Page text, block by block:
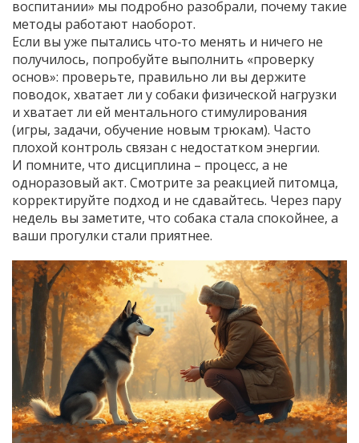
воспитании» мы подробно разобрали, почему такие
методы работают наоборот.
Если вы уже пытались что‑то менять и ничего не
получилось, попробуйте выполнить «проверку
основ»: проверьте, правильно ли вы держите
поводок, хватает ли у собаки физической нагрузки
и хватает ли ей ментального стимулирования
(игры, задачи, обучение новым трюкам). Часто
плохой контроль связан с недостатком энергии.
И помните, что дисциплина – процесс, а не
одноразовый акт. Смотрите за реакцией питомца,
корректируйте подход и не сдавайтесь. Через пару
недель вы заметите, что собака стала спокойнее, а
ваши прогулки стали приятнее.